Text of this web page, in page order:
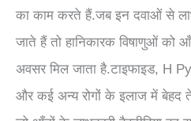
का काम करते हैं.जब इन दवाओं से
जाते हैं तो हानिकारक विषाणुओं को
अवसर मिल जाता है.टाइफाइड, H
और कई अन्य रोगों के इलाज में बेहद